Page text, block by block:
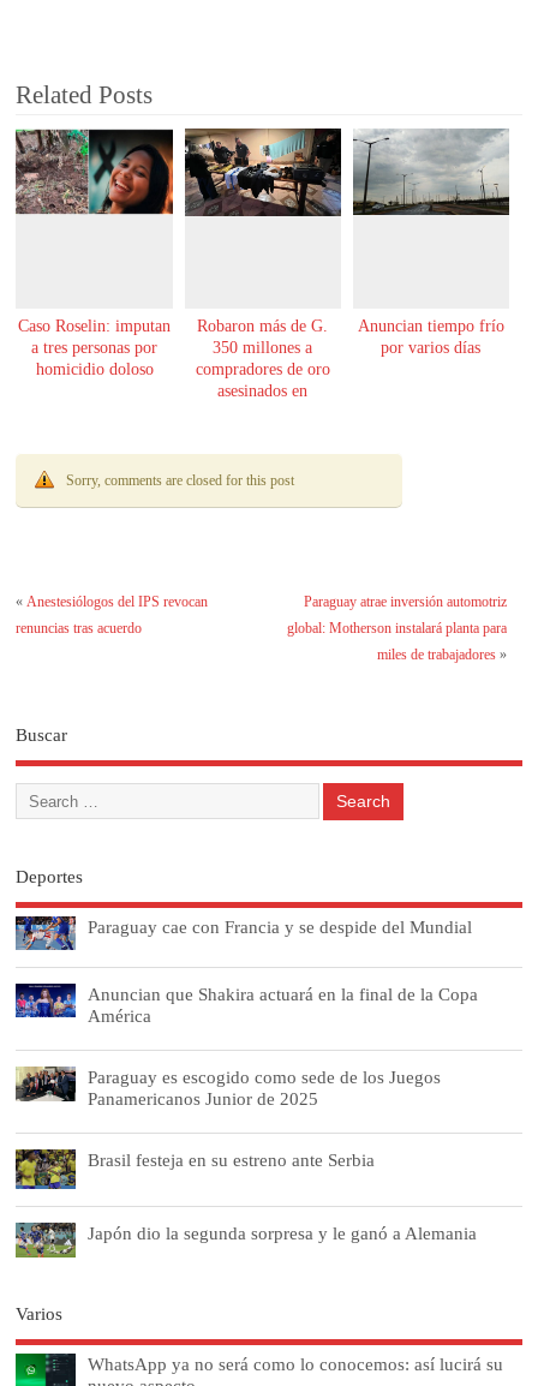
Related Posts
Caso Roselin: imputan
a tres personas por
homicidio doloso
Robaron más de G.
350 millones a
compradores de oro
asesinados en
Anuncian tiempo frío
por varios días
Sorry, comments are closed for this post
«Anestesiólogos del IPS revocan
renuncias tras acuerdo
Paraguay atrae inversión automotriz
global: Motherson instalará planta para
miles de trabajadores»
Buscar
Deportes
Paraguay cae con Francia y se despide del Mundial
Anuncian que Shakira actuará en la final de la Copa
América
Paraguay es escogido como sede de los Juegos
Panamericanos Junior de 2025
Brasil festeja en su estreno ante Serbia
Japón dio la segunda sorpresa y le ganó a Alemania
Varios
WhatsApp ya no será como lo conocemos: así lucirá su